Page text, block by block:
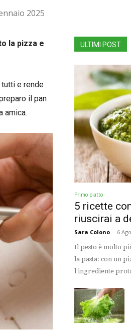
2025
la pizza e
e rende
il pan
amica.
ULTIMI POST
Primo piatto
5 ricette
riuscirai a
Sara Colono - 6
Il pesto è molto
la pasta: con un
l'ingrediente